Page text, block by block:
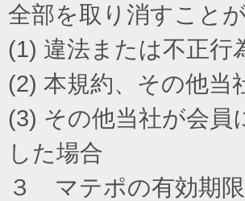
全部を取り消すこと
(1) 違法または不正行
(2) 本規約、その他当
(3) その他当社が会
した場合
３ マテポの有効期